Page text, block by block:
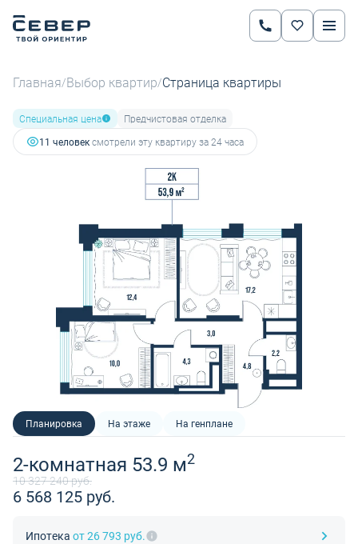
Главная/Выбор квартир/Страница квартиры
Специальная цена
Предчистовая отделка
11 человексмотрели эту квартиру за 24 часа
Планировка На этаже На генплане
2-комнатная 53.9 м2
10 327 240 руб.
6 568 125 руб.
Ипотека от 26 793 руб.